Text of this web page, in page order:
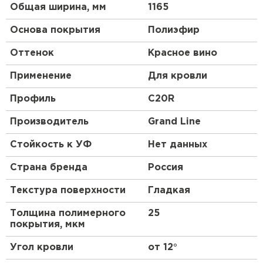
не менее 0,7 мм.
Структура. Профнастил – композитный
(многослойный) материал. У разных марок
число слоев меняется от 3 до 10; толщина
Общая ширина, мм 1165
Основа покрытия Полиэфир
Оттенок Красное вино
Применение Для кровли
Профиль C20R
Производитель Grand Line
Стойкость к УФ Нет данных
Страна бренда Россия
Текстура поверхности Гладкая
Толщина полимерного
покрытия, мкм
25
Угол кровли от 12°